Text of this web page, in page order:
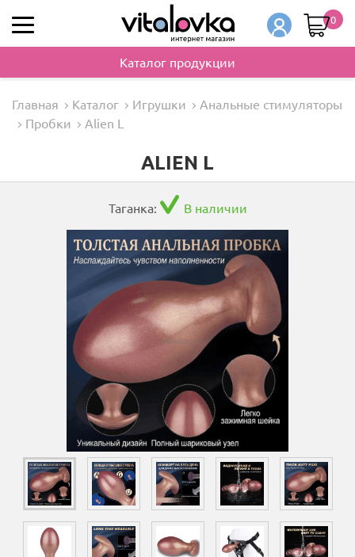
0
Каталог продукции
Главная Каталог Игрушки
Анальные стимуляторы
Пробки
Alien L
ALIEN L
Таганка: В наличии